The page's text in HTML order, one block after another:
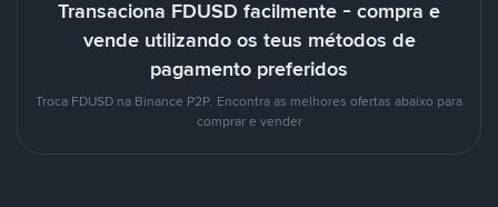
Transaciona FDUSD facilmente - compra e
vende utilizando os teus métodos de
pagamento preferidos
Troca FDUSD na Binance P2P. Encontra as melhores ofertas abaixo para
comprar e vender